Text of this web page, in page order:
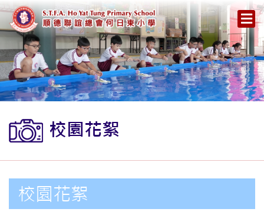
校園花絮
校園花絮